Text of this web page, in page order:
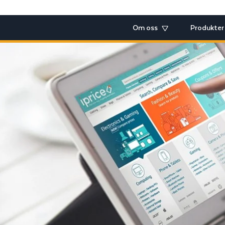
Om oss Produkter